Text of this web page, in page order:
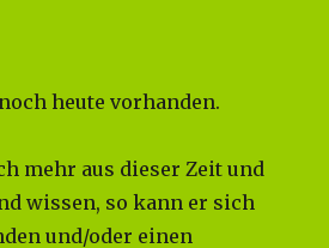
heute vorhanden.
mehr aus dieser Zeit und
wissen, so kann er sich
und/oder einen